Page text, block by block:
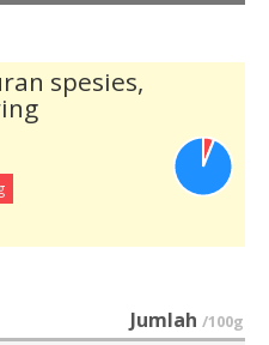
spesies,
Jumlah /100g